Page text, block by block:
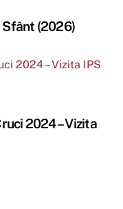
(2026)
2024 – Vizita